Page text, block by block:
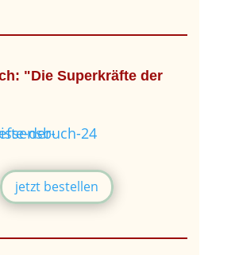
"Die Superkräfte der
jetzt bestellen